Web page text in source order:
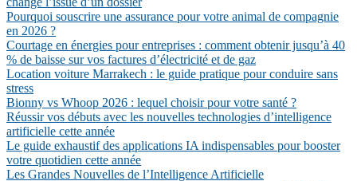
Pourquoi souscrire une assurance pour votre animal de compagnie
en 2026 ?
Courtage en énergies pour entreprises : comment obtenir jusqu’à 40
% de baisse sur vos factures d’électricité et de gaz
Location voiture Marrakech : le guide pratique pour conduire sans
stress
Bionny vs Whoop 2026 : lequel choisir pour votre santé ?
Réussir vos débuts avec les nouvelles technologies d’intelligence
artificielle cette année
Le guide exhaustif des applications IA indispensables pour booster
votre quotidien cette année
Les Grandes Nouvelles de l’Intelligence Artificielle